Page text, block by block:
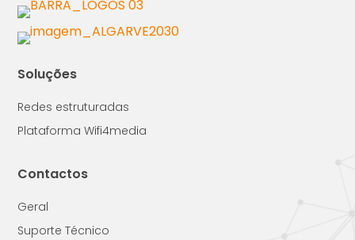
Soluções
Redes estruturadas
Plataforma Wifi4media
Contactos
Geral
Suporte Técnico